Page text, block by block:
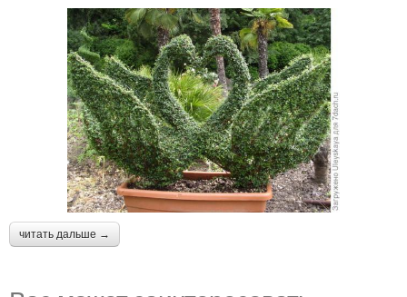
читать дальше →